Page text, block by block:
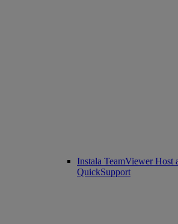
Instala TeamViewer Host
QuickSupport